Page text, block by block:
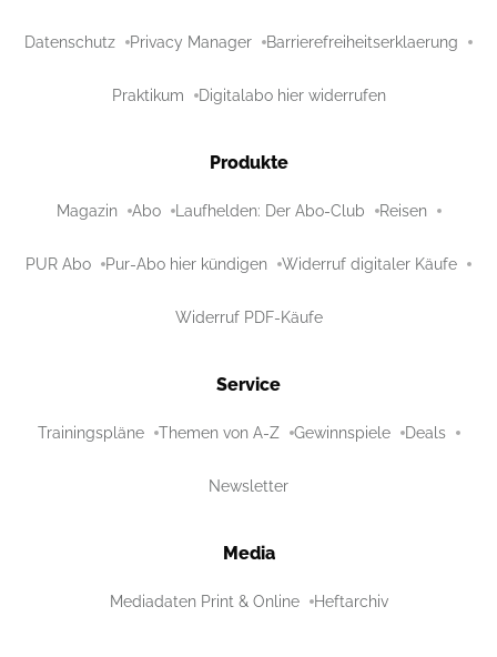
Datenschutz Privacy Manager Barrierefreiheitserklaerung
Praktikum Digitalabo hier widerrufen
Produkte
Magazin Abo Laufhelden: Der Abo-Club Reisen
PUR Abo Pur-Abo hier kündigen Widerruf digitaler Käufe
Widerruf PDF-Käufe
Service
Trainingspläne Themen von A-Z Gewinnspiele Deals
Newsletter
Media
Mediadaten Print & Online Heftarchiv